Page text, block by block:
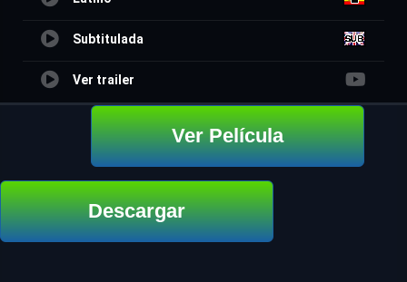
Subtitulada
Ver trailer
Ver Película
Descargar